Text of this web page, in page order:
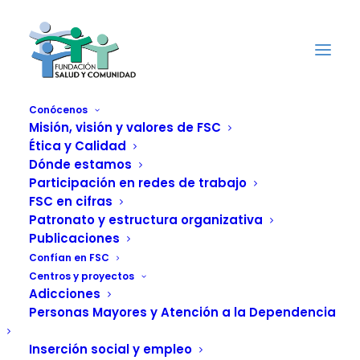
Conócenos
Misión, visión y valores de FSC
Ética y Calidad
Dónde estamos
Participación en redes de trabajo
FSC en cifras
Patronato y estructura organizativa
Publicaciones
Confían en FSC
Centros y proyectos
Adicciones
Personas Mayores y Atención a la Dependencia
Inserción social y empleo
Hogar de
Acogimiento General
La Mar (Alicante)
El Hogar de Acogimiento General «La Mar» es un recurso